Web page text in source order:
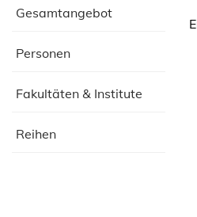
Gesamtangebot
Personen
Fakultäten & Institute
Reihen